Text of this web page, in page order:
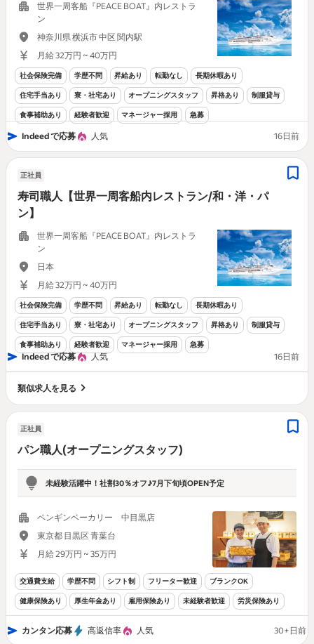
世界一周客船『PEACE BOAT』内レストラ
ン
神奈川県 横浜市 中区 関内駅
月給 32万円 ~ 40万円
社会保険完備 学歴不問 昇給あり 転勤なし 長期休暇あり
住宅手当あり 寮・社宅あり オープニングスタッフ 昇格あり 制服貸与
食事補助あり 経験者歓迎 マネージャー採用 急募
Indeed で応募 人気 16日前
正社員
寿司職人【世界一周客船内レストラン/和・洋・パ
ン】
世界一周客船『PEACE BOAT』内レストラ
ン
日本
月給 32万円 ~ 40万円
社会保険完備 学歴不問 昇給あり 転勤なし 長期休暇あり
住宅手当あり 寮・社宅あり オープニングスタッフ 昇格あり 制服貸与
食事補助あり 経験者歓迎 マネージャー採用 急募
Indeed で応募 人気 16日前
類似求人を見る
正社員
パン職人(オープニングスタッフ)
未経験活躍中！社割30％オフ♪7月下旬頃OPEN予定
ペンギンベーカリー 中目黒店
東京都 目黒区 青葉台
月給 29万円 ~ 35万円
交通費支給 学歴不問 シフト制 フリーター歓迎 ブランクOK
健康保険あり 厚生年金あり 雇用保険あり 未経験者歓迎 労災保険あり
カンタン応募 高返信率 人気 30+日前